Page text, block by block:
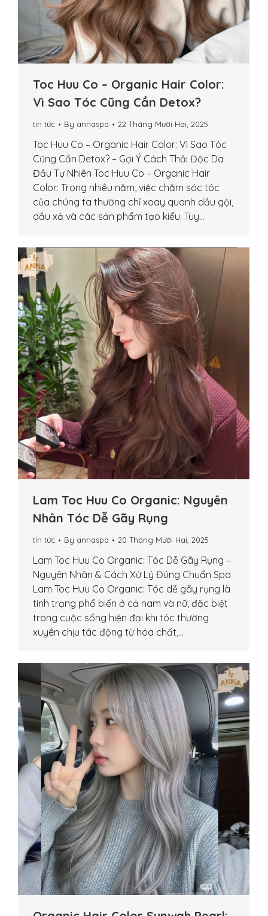
Toc Huu Co – Organic Hair Color:
Vì Sao Tóc Cũng Cần Detox?
tin tức By annaspa 22 Tháng Mười Hai, 2025
Toc Huu Co – Organic Hair Color: Vì Sao Tóc
Cũng Cần Detox? – Gợi Ý Cách Thải Độc Da
Đầu Tự Nhiên Toc Huu Co – Organic Hair
Color: Trong nhiều năm, việc chăm sóc tóc
của chúng ta thường chỉ xoay quanh dầu gội,
dầu xả và các sản phẩm tạo kiểu. Tuy…
Lam Toc Huu Co Organic: Nguyên
Nhân Tóc Dễ Gãy Rụng
tin tức By annaspa 20 Tháng Mười Hai, 2025
Lam Toc Huu Co Organic: Tóc Dễ Gãy Rụng –
Nguyên Nhân & Cách Xử Lý Đúng Chuẩn Spa
Lam Toc Huu Co Organic: Tóc dễ gãy rụng là
tình trạng phổ biến ở cả nam và nữ, đặc biệt
trong cuộc sống hiện đại khi tóc thường
xuyên chịu tác động từ hóa chất,…